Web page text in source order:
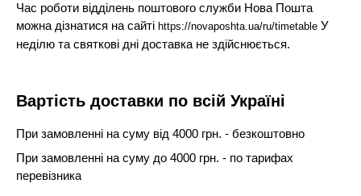
Час роботи відділень поштового служби Нова Пошта
можна дізнатися на сайтіhttps://novaposhta.ua/ru/timetable У
неділю та святкові дні доставка не здійснюється.
Вартість доставки по всій Україні
При замовленні на суму від 4000 грн. - безкоштовно
При замовленні на суму до 4000 грн. - по тарифах
перевізника